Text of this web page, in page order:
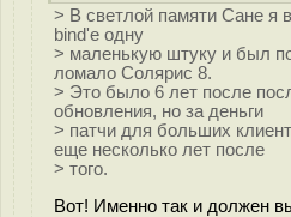
> В светлой памяти Сане я
bind'е одну
> маленькую штуку и был
ломало Солярис 8.
> Это было 6 лет после
обновления, но за деньги
> патчи для больших
еще несколько лет после
> того.
Вот! Именно так и должен